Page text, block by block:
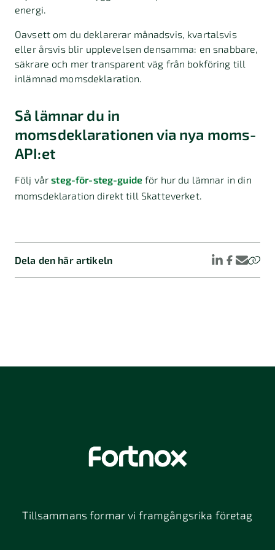
energi.
Oavsett om du deklarerar månadsvis, kvartalsvis
eller årsvis blir upplevelsen densamma: en snabbare,
säkrare och mer transparent väg från bokföring till
inlämnad momsdeklaration.
Så lämnar du in
momsdeklarationen via nya moms-
API:et
Följ vårsteg-för-steg-guide för hur du lämnar in din
momsdeklaration direkt till Skatteverket.
Dela den här artikeln
Tillsammans formar vi framgångsrika företag